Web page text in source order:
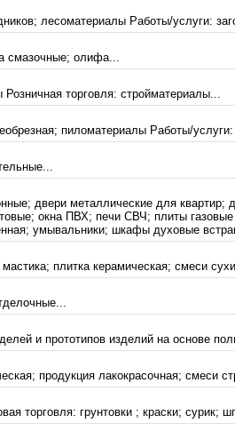
лесоматериалы Работы/услуги:
смазочные; олифа...
торговля: стройматериалы...
пиломатериалы Работы/
двери металлические для
окна ПВХ; печи СВЧ; плиты
умывальники; шкафы духовые
плитка керамическая; смеси
и прототипов изделий на основе
продукция лакокрасочная; смеси
торговля: грунтовки ; краски; сурик;